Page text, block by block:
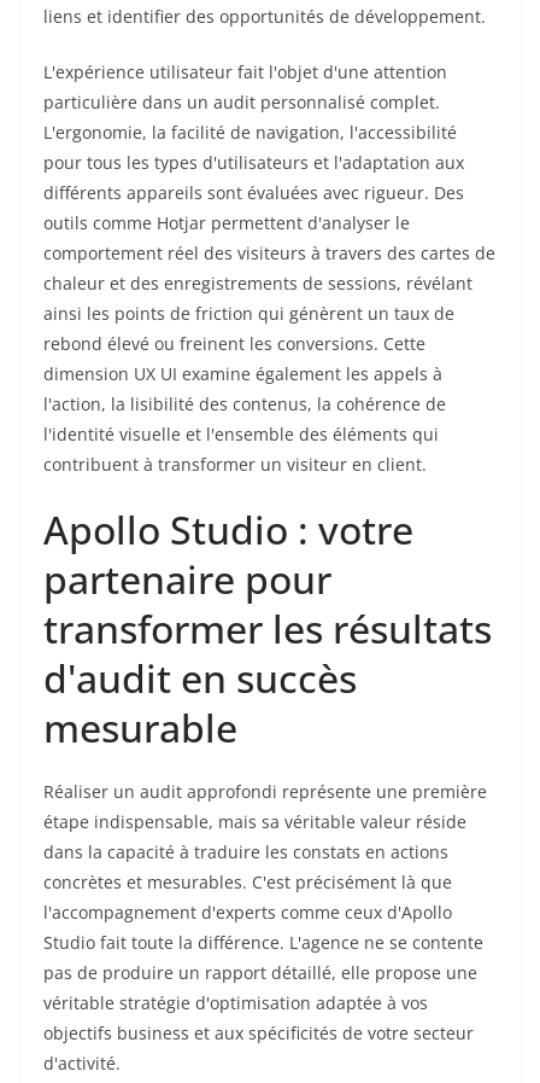
liens et identifier des opportunités de développement.
L'expérience utilisateur fait l'objet d'une attention
particulière dans un audit personnalisé complet.
L'ergonomie, la facilité de navigation, l'accessibilité
pour tous les types d'utilisateurs et l'adaptation aux
différents appareils sont évaluées avec rigueur. Des
outils comme Hotjar permettent d'analyser le
comportement réel des visiteurs à travers des cartes de
chaleur et des enregistrements de sessions, révélant
ainsi les points de friction qui génèrent un taux de
rebond élevé ou freinent les conversions. Cette
dimension UX UI examine également les appels à
l'action, la lisibilité des contenus, la cohérence de
l'identité visuelle et l'ensemble des éléments qui
contribuent à transformer un visiteur en client.
Apollo Studio : votre
partenaire pour
transformer les résultats
d'audit en succès
mesurable
Réaliser un audit approfondi représente une première
étape indispensable, mais sa véritable valeur réside
dans la capacité à traduire les constats en actions
concrètes et mesurables. C'est précisément là que
l'accompagnement d'experts comme ceux d'Apollo
Studio fait toute la différence. L'agence ne se contente
pas de produire un rapport détaillé, elle propose une
véritable stratégie d'optimisation adaptée à vos
objectifs business et aux spécificités de votre secteur
d'activité.